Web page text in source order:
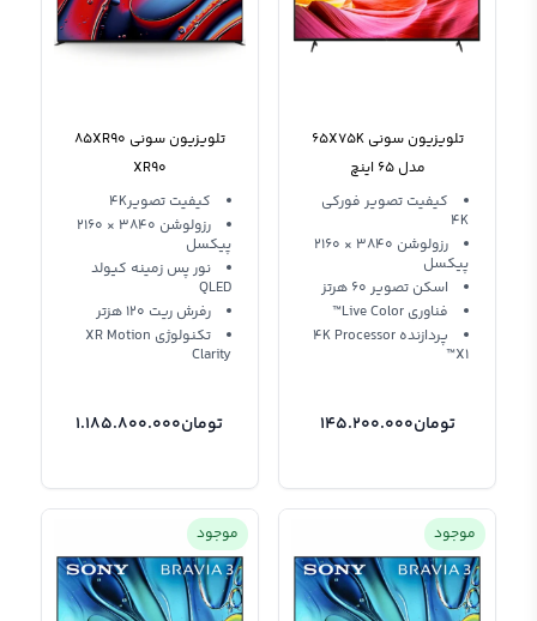
تلویزیون سونی 65X75K
مدل 65 اینچ
کیفیت تصویر فورکی
4K
رزولوشن 3840 ‍× 2160
پیکسل
اسکن تصویر 60 هرتز
فناوری Live Color™
پردازنده 4K Processor
X1™
تومان145.200.000
تلویزیون سونی 85XR90
XR90
کیفیت تصویر4K
رزولوشن 3840 × 2160
پیکسل
نور پس زمینه کیولد
QLED
رفرش ریت 120 هزتر
تکنولوژی XR Motion
Clarity
تومان1.185.800.000
موجود موجود